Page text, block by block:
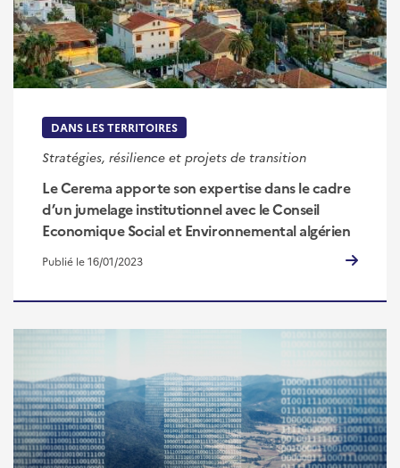
DANS LES TERRITOIRES
Stratégies, résilience et projets de transition
Le Cerema apporte son expertise dans le cadre
d’un jumelage institutionnel avec le Conseil
Economique Social et Environnemental algérien
Publié le 16/01/2023